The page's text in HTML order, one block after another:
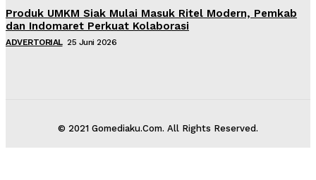
Produk UMKM Siak Mulai Masuk Ritel Modern, Pemkab
dan Indomaret Perkuat Kolaborasi
ADVERTORIAL 25 Juni 2026
© 2021 Gomediaku.Com. All Rights Reserved.